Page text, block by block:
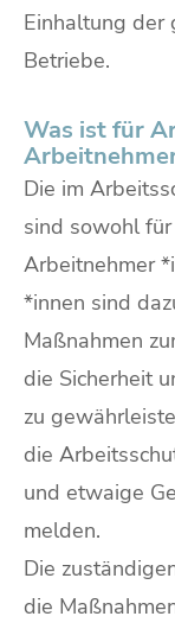
Einhaltung der
Betriebe.
Was ist für
Die im
sind sowohl
Arbeitnehmer
*innen sind
Maßnahmen
die Sicherheit
zu
die
und etwaige
melden.
Die
die